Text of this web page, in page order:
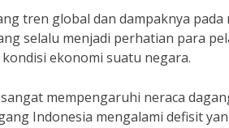
tren global dan dampaknya pada
selalu menjadi perhatian para
ekonomi suatu negara.
mempengaruhi neraca
Indonesia mengalami defisit